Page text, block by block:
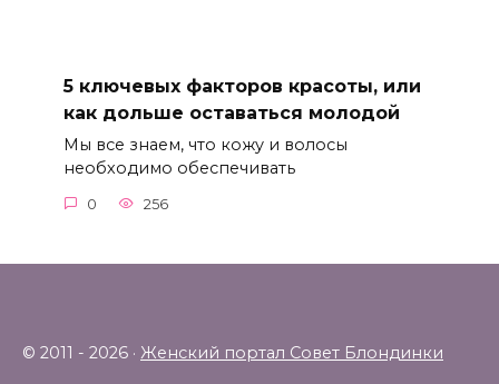
5 ключевых факторов красоты, или
как дольше оставаться молодой
Мы все знаем, что кожу и волосы
необходимо обеспечивать
0 256
© 2011 - 2026 · Женский портал Совет Блондинки